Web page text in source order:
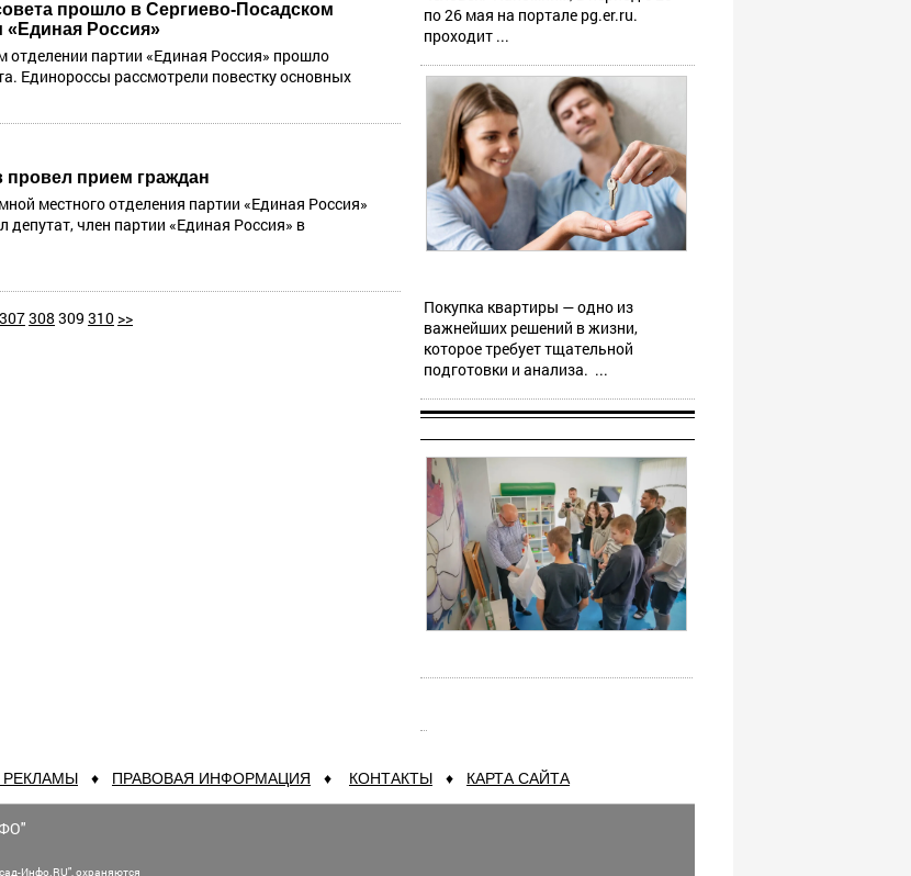
прошло в Сергиево-Посадском
«Единая Россия»
отделении партии «Единая Россия» прошло
Единороссы рассмотрели повестку основных
провел прием граждан
местного отделения партии «Единая Россия»
депутат, член партии «Единая Россия» в
307308 309 310 >>
по 26 мая на портале pg.er.ru.
проходит ...
Покупка квартиры — одно из
важнейших решений в жизни,
которое требует тщательной
подготовки и анализа. ...
♦ ПРАВОВАЯ ИНФОРМАЦИЯ ♦ КОНТАКТЫ ♦ КАРТА САЙТА
Инфо.RU", охраняются